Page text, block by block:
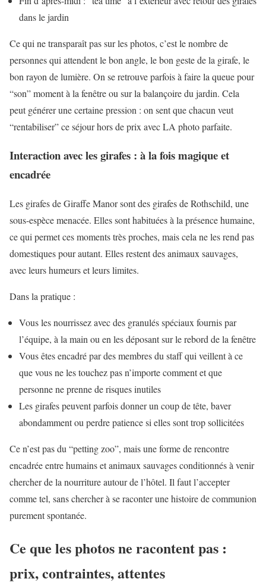
dans le jardin
Ce qui ne transparaît pas sur les photos, c’est le nombre de
personnes qui attendent le bon angle, le bon geste de la girafe, le
bon rayon de lumière. On se retrouve parfois à faire la queue pour
“son” moment à la fenêtre ou sur la balançoire du jardin. Cela
peut générer une certaine pression : on sent que chacun veut
“rentabiliser” ce séjour hors de prix avec LA photo parfaite.
Interaction avec les girafes : à la fois magique et
encadrée
Les girafes de Giraffe Manor sont des girafes de Rothschild, une
sous-espèce menacée. Elles sont habituées à la présence humaine,
ce qui permet ces moments très proches, mais cela ne les rend pas
domestiques pour autant. Elles restent des animaux sauvages,
avec leurs humeurs et leurs limites.
Dans la pratique :
Vous les nourrissez avec des granulés spéciaux fournis par
l’équipe, à la main ou en les déposant sur le rebord de la fenêtre
Vous êtes encadré par des membres du staff qui veillent à ce
que vous ne les touchez pas n’importe comment et que
personne ne prenne de risques inutiles
Les girafes peuvent parfois donner un coup de tête, baver
abondamment ou perdre patience si elles sont trop sollicitées
Ce n’est pas du “petting zoo”, mais une forme de rencontre
encadrée entre humains et animaux sauvages conditionnés à venir
chercher de la nourriture autour de l’hôtel. Il faut l’accepter
comme tel, sans chercher à se raconter une histoire de communion
purement spontanée.
Ce que les photos ne racontent pas :
prix, contraintes, attentes